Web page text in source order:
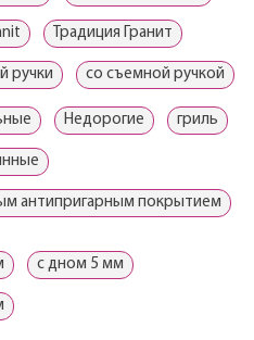
Традиция Гранит
ручки со съемной ручкой
Недорогие гриль
антипригарным покрытием
с дном 5 мм